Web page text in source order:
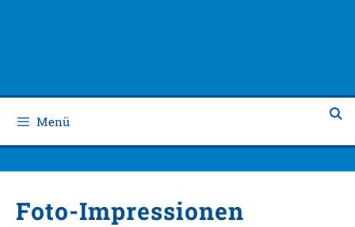
Menü
Foto-Impressionen